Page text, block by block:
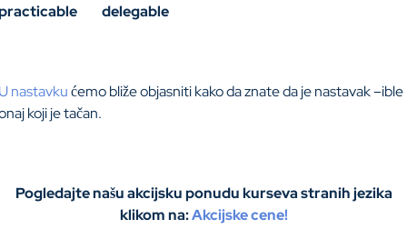
delegable
nastavkućemo bliže objasniti kako da znate da je nastavak –ible
koji je tačan.
Pogledajte našu akcijsku ponudu kurseva stranih jezika
klikom na:Akcijske cene!